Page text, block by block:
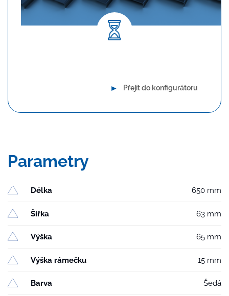
► Přejít do konfigurátoru
Parametry
Délka 650 mm
Šířka 63 mm
Výška 65 mm
Výška rámečku 15 mm
Barva Šedá